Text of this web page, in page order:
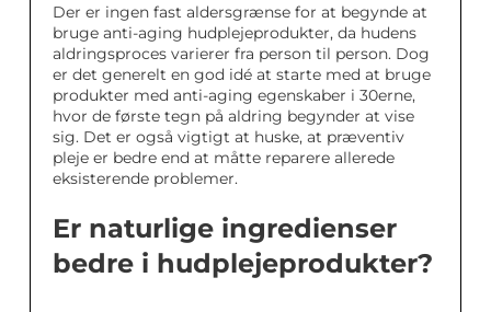
Der er ingen fast aldersgrænse for at begynde at
bruge anti-aging hudplejeprodukter, da hudens
aldringsproces varierer fra person til person. Dog
er det generelt en god idé at starte med at bruge
produkter med anti-aging egenskaber i 30erne,
hvor de første tegn på aldring begynder at vise
sig. Det er også vigtigt at huske, at præventiv
pleje er bedre end at måtte reparere allerede
eksisterende problemer.
Er naturlige ingredienser
bedre i hudplejeprodukter?